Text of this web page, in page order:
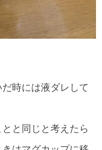
時には液ダレして
と同じと考えたら